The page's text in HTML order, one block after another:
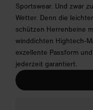
Sportswear. Und zwar
Wetter. Denn die
schützen Herrenbeine
winddichten Hightech-
exzellente Passform
jederzeit garantiert.